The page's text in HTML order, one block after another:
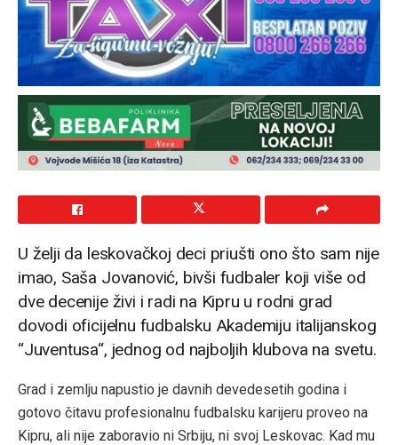
U želji da leskovačkoj deci priušti ono što sam nije
imao, Saša Jovanović, bivši fudbaler koji više od
dve decenije živi i radi na Kipru u rodni grad
dovodi oficijelnu fudbalsku Akademiju italijanskog
“Juventusa“, jednog od najboljih klubova na svetu.
Grad i zemlju napustio je davnih devedesetih godina i
gotovo čitavu profesionalnu fudbalsku karijeru proveo na
Kipru, ali nije zaboravio ni Srbiju, ni svoj Leskovac. Kad mu